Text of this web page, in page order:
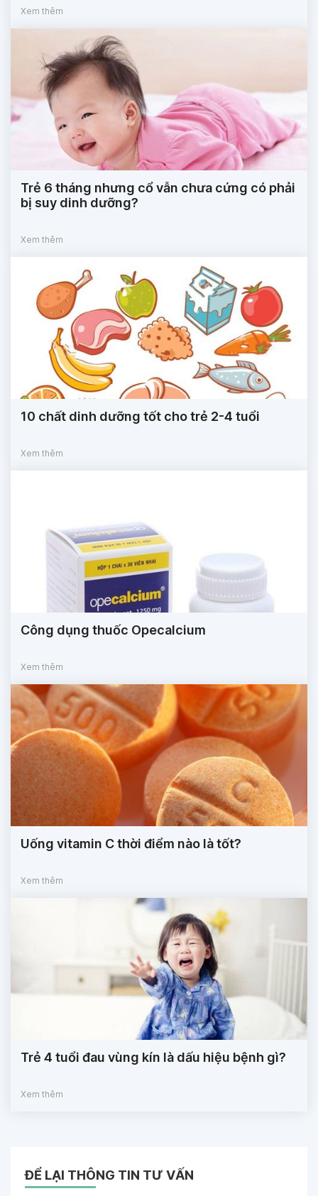
Xem thêm
Trẻ 6 tháng nhưng cổ vẫn chưa cứng có phải
bị suy dinh dưỡng?
Xem thêm
10 chất dinh dưỡng tốt cho trẻ 2-4 tuổi
Xem thêm
Công dụng thuốc Opecalcium
Xem thêm
Uống vitamin C thời điểm nào là tốt?
Xem thêm
Trẻ 4 tuổi đau vùng kín là dấu hiệu bệnh gì?
Xem thêm
ĐỂ LẠI THÔNG TIN TƯ VẤN